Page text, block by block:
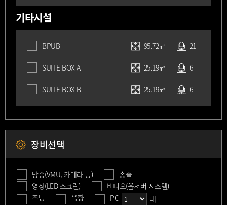
기타시설
BPUB 95.72㎡ 21
SUITE BOX A 25.19㎡ 6
SUITE BOX B 25.19㎡ 6
장비선택
방송(VMU, 카메라 등)
송출
영상(LED 스크린)
비디오(옵저버 시스템)
조명
음향 PC
대